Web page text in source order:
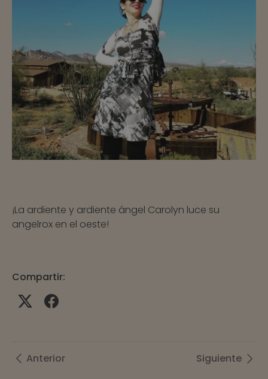
¡La ardiente y ardiente ángel Carolyn luce su
angelrox en el oeste!
Compartir:
Anterior Siguiente